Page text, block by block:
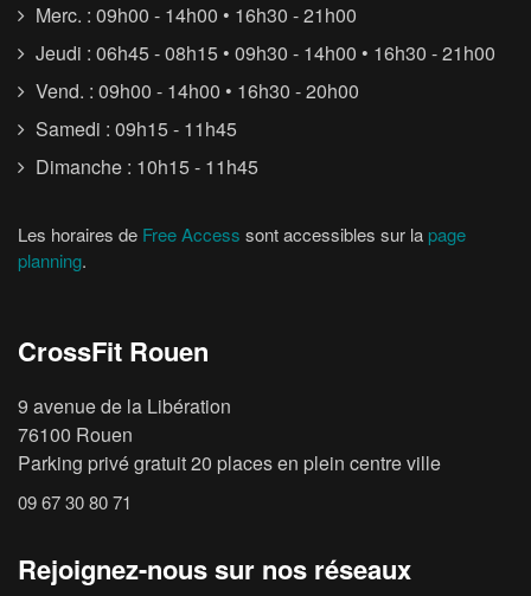
Merc. : 09h00 - 14h00 • 16h30 - 21h00
Jeudi : 06h45 - 08h15 • 09h30 - 14h00 • 16h30 - 21h00
Vend. : 09h00 - 14h00 • 16h30 - 20h00
Samedi : 09h15 - 11h45
Dimanche : 10h15 - 11h45
Les horaires de Free Access sont accessibles sur la page
planning.
CrossFit Rouen
9 avenue de la Libération
76100 Rouen
Parking privé gratuit 20 places en plein centre ville
09 67 30 80 71
Rejoignez-nous sur nos réseaux